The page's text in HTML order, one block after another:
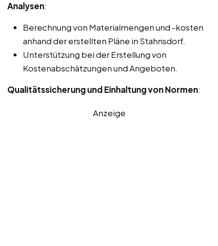
Analysen:
Berechnung von Materialmengen und -kosten
anhand der erstellten Pläne in Stahnsdorf.
Unterstützung bei der Erstellung von
Kostenabschätzungen und Angeboten.
Qualitätssicherung und Einhaltung von Normen:
Anzeige